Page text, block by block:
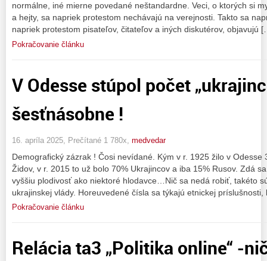
normálne, iné mierne povedané neštandardne. Veci, o ktorých si
a hejty, sa napriek protestom nechávajú na verejnosti. Takto sa
napriek protestom pisateľov, čitateľov a iných diskutérov, objavujú
Pokračovanie článku
V Odesse stúpol počet
šesťnásobne !
16. apríla 2025, Prečítané 1 780x, medvedar
Demografický zázrak ! Čosi nevídané. Kým v r. 1925 žilo v Odesse
Židov, v r. 2015 to už bolo 70% Ukrajincov a iba 15% Rusov. Zdá
vyššiu plodivosť ako niektoré hlodavce…Nič sa nedá robiť, takéto
ukrajinskej vlády. Horeuvedené čísla sa týkajú etnickej
Pokračovanie článku
Relácia ta3 „Politika online“ -